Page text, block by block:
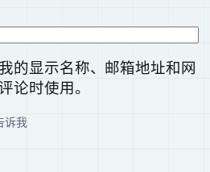
的显示名称、邮箱地址和网
论时使用。
诉我